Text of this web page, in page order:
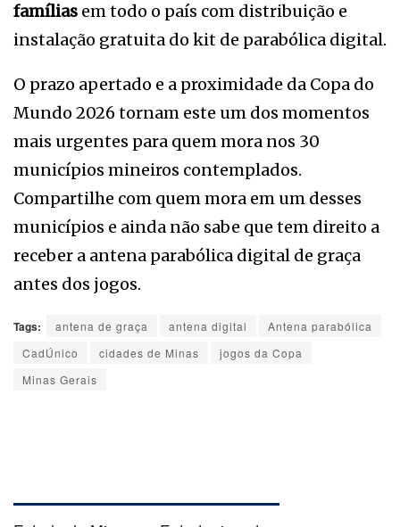
famílias em todo o país com distribuição e
instalação gratuita do kit de parabólica digital.
O prazo apertado e a proximidade da Copa do
Mundo 2026 tornam este um dos momentos
mais urgentes para quem mora nos 30
municípios mineiros contemplados.
Compartilhe com quem mora em um desses
municípios e ainda não sabe que tem direito a
receber a antena parabólica digital de graça
antes dos jogos.
Tags: antena de graça antena digital
Antena parabólica
CadÚnico
cidades de Minas
jogos da Copa
Minas Gerais